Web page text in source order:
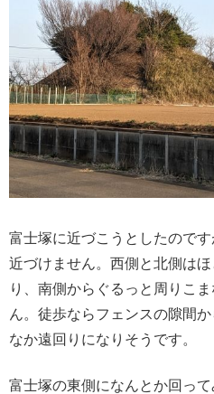
富士塚に近づこうとしたので
近づけません。西側と北側は
り、南側からぐるっと周りこ
ん。徒歩ならフェンスの隙間
なか遠回りになりそうです。
富士塚の東側になんとか回っ